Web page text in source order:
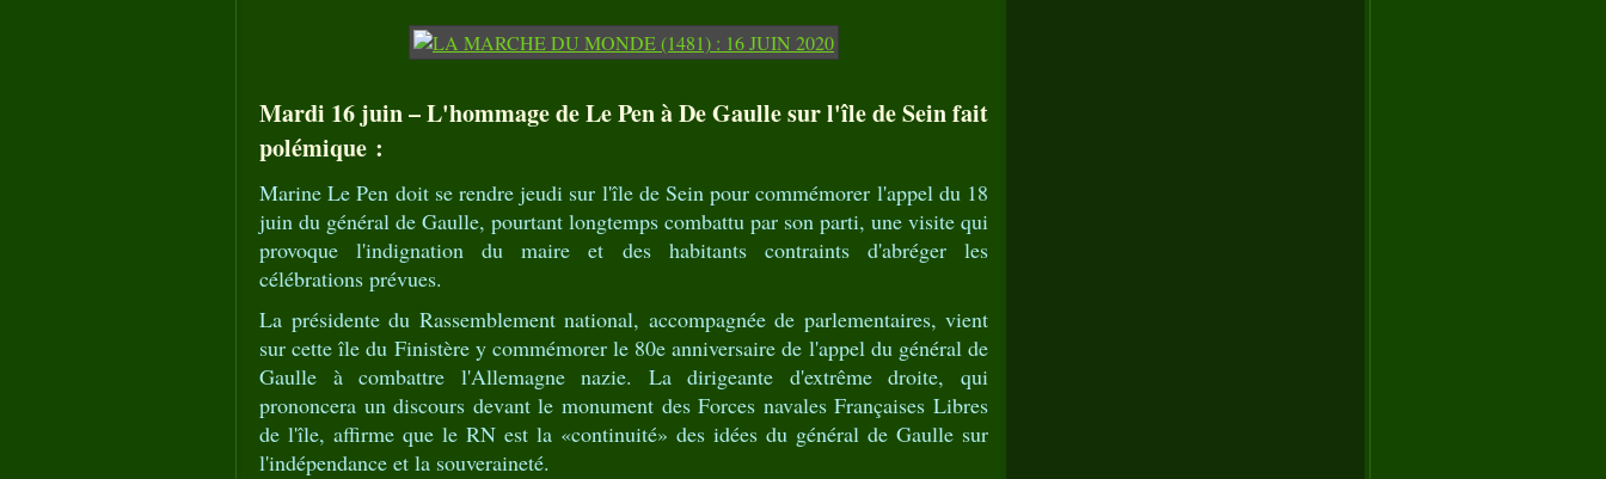
Mardi 16 juin – L'hommage de Le Pen à De Gaulle sur l'île de Sein fait
polémique :
Marine Le Pen doit se rendre jeudi sur l'île de Sein pour commémorer l'appel du 18
juin du général de Gaulle, pourtant longtemps combattu par son parti, une visite qui
provoque l'indignation du maire et des habitants contraints d'abréger les
célébrations prévues.
La présidente du Rassemblement national, accompagnée de parlementaires, vient
sur cette île du Finistère y commémorer le 80e anniversaire de l'appel du général de
Gaulle à combattre l'Allemagne nazie. La dirigeante d'extrême droite, qui
prononcera un discours devant le monument des Forces navales Françaises Libres
de l'île, affirme que le RN est la «continuité» des idées du général de Gaulle sur
l'indépendance et la souveraineté.